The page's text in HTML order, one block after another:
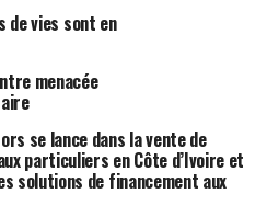
de vies sont en
menacée
se lance dans la vente de
particuliers en Côte d’Ivoire et
solutions de financement aux